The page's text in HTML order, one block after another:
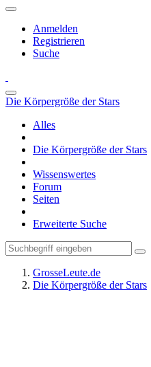
Anmelden
Registrieren
Suche
Die Körpergröße der Stars
Alles
Die Körpergröße der Stars
Wissenswertes
Forum
Seiten
Erweiterte Suche
GrosseLeute.de
Die Körpergröße der Stars